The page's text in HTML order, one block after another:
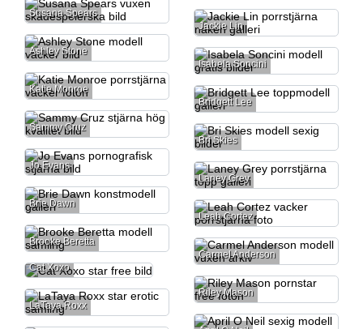
Susana Spears
Jackie Lin
Ashley Stone
Isabela Soncini
Katie Monroe
Bridgett Lee
Sammy Cruz
Bri Skies
Jo Evans
Laney Grey
Brie Dawn
Leah Cortez
Brooke Beretta
Carmel Anderson
Cat Xoxo
Riley Mason
LaTaya Roxx